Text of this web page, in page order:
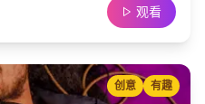
观看
创意 有趣